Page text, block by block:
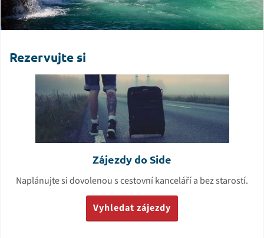
Rezervujte si
Zájezdy do Side
Naplánujte si dovolenou s cestovní kanceláří a bez starostí.
Vyhledat zájezdy